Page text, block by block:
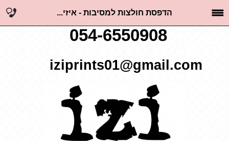
הדפסת חולצות למסיבות - איזי...
054-6550908
iziprints01@gmail.com